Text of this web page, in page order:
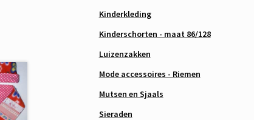
Kinderkleding
Kinderschorten - maat 86/128
Luizenzakken
Mode accessoires - Riemen
Mutsen en Sjaals
Sieraden